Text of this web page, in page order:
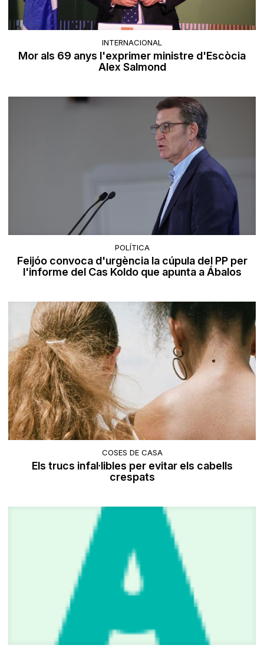
INTERNACIONAL
Mor als 69 anys l'exprimer ministre d'Escòcia
Alex Salmond
POLÍTICA
Feijóo convoca d'urgència la cúpula del PP per
l'informe del Cas Koldo que apunta a Ábalos
COSES DE CASA
Els trucs infal·libles per evitar els cabells
crespats